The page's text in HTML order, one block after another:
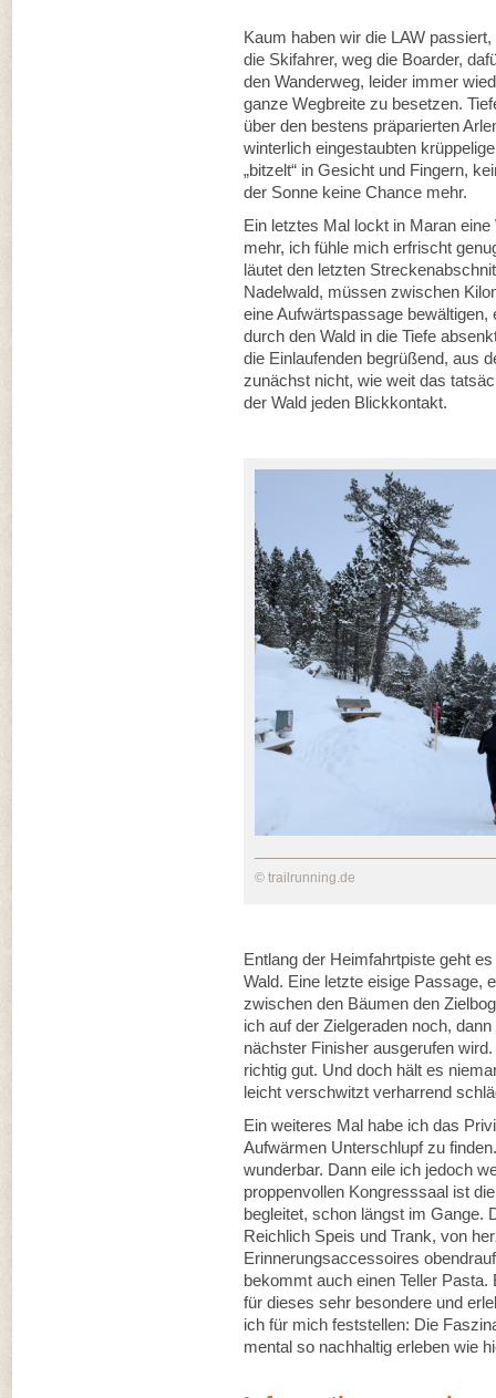
Kaum haben wir die LAW
die Skifahrer, weg die Boarder,
den Wanderweg, leider immer
ganze Wegbreite zu besetzen.
über den bestens präparierten
winterlich eingestaubten
„bitzelt“ in Gesicht und Fingern,
der Sonne keine Chance mehr.
Ein letztes Mal lockt in Maran
mehr, ich fühle mich erfrischt
läutet den letzten
Nadelwald, müssen zwischen
eine Aufwärtspassage
durch den Wald in die Tiefe
die Einlaufenden begrüßend, aus
zunächst nicht, wie weit das
der Wald jeden Blickkontakt.
© trailrunning.de
Entlang der Heimfahrtpiste geht
Wald. Eine letzte eisige Passage,
zwischen den Bäumen den
ich auf der Zielgeraden noch,
nächster Finisher ausgerufen
richtig gut. Und doch hält es
leicht verschwitzt verharrend
Ein weiteres Mal habe ich das
Aufwärmen Unterschlupf zu
wunderbar. Dann eile ich jedoch
proppenvollen Kongresssaal ist
begleitet, schon längst im Gange.
Reichlich Speis und Trank, von
Erinnerungsaccessoires
bekommt auch einen Teller
für dieses sehr besondere und
ich für mich feststellen: Die
mental so nachhaltig erleben wie